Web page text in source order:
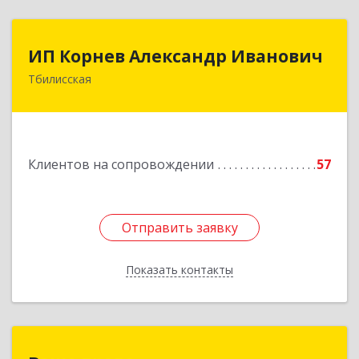
ИП Корнев Александр Иванович
Тбилисская
Клиентов на сопровождении 57
Отправить заявку
Показать контакты
352360, Краснодарский край, Тбилисский р-н,
Отправить заявку
Назад